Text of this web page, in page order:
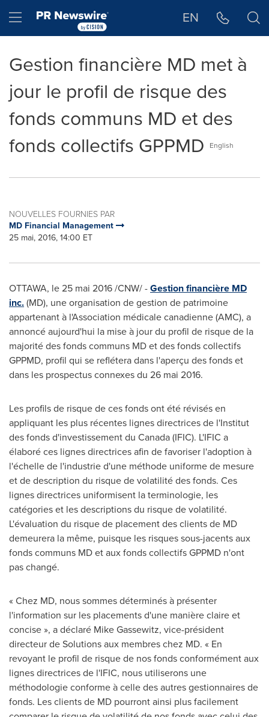
Hamburger menu EN
Gestion financière MD met à
jour le profil de risque des
fonds communs MD et des
fonds collectifs GPPMD
English
NOUVELLES FOURNIES PAR
MD Financial Management
25 mai, 2016, 14:00 ET
OTTAWA, le 25 mai 2016 /CNW/ -Gestion financière MD
inc.(MD), une organisation de gestion de patrimoine
appartenant à l'Association médicale canadienne (AMC), a
annoncé aujourd'hui la mise à jour du profil de risque de la
majorité des fonds communs MD et des fonds collectifs
GPPMD, profil qui se reflétera dans l'aperçu des fonds et
dans les prospectus connexes du 26 mai 2016.
Les profils de risque de ces fonds ont été révisés en
appliquant les plus récentes lignes directrices de l'Institut
des fonds d'investissement du Canada(IFIC). L'IFIC a
élaboré ces lignes directrices afin de favoriser l'adoption à
l'échelle de l'industrie d'une méthode uniforme de mesure
et de description du risque de volatilité des fonds. Ces
lignes directrices uniformisent la terminologie, les
catégories et les descriptions du risque de volatilité.
L'évaluation du risque de placement des clients de MD
demeurera la même, puisque les risques sous-jacents aux
fonds communs MD et aux fonds collectifs GPPMD n'ont
pas changé.
« Chez MD, nous sommes déterminés à présenter
l'information sur les placements d'une manière claire et
concise », a déclaré Mike Gassewitz, vice-président
directeur de Solutions aux membres chez MD. « En
revoyant le profil de risque de nos fonds conformément aux
lignes directrices de l'IFIC, nous utiliserons une
méthodologie conforme à celle des autres gestionnaires de
fonds. Les clients de MD pourront ainsi plus facilement